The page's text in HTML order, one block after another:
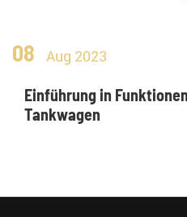
08 Aug 2023
Einführung in
Tankwagen